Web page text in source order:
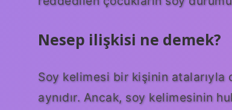
Nesep ilişkisi ne demek?
Soy kelimesi bir kişinin
aynıdır. Ancak, soy kelimesinin